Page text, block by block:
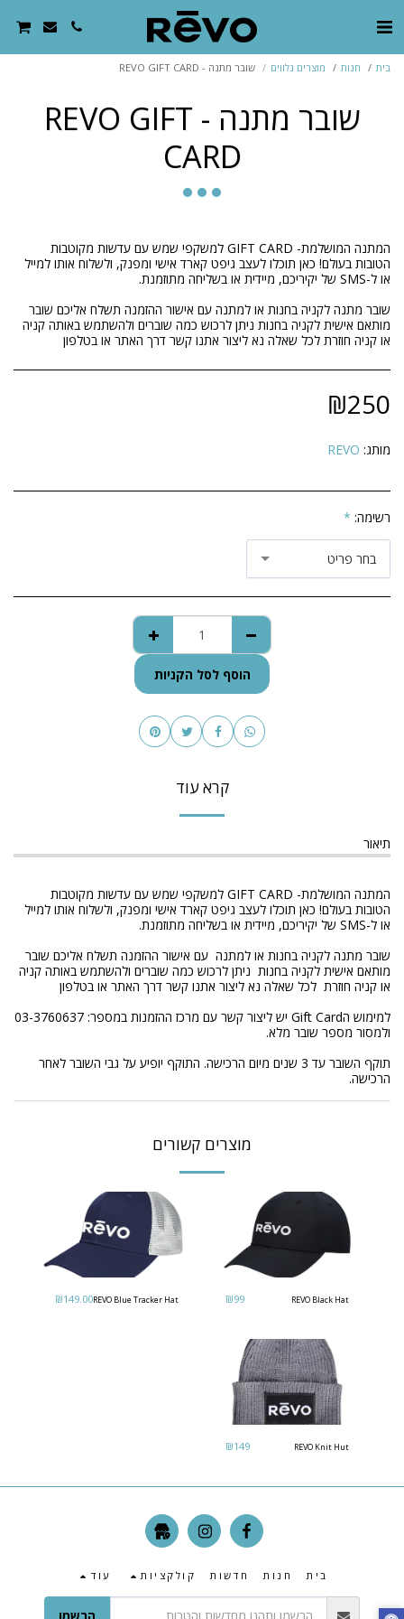
בית חנות מוצרים נלווים שובר מתנה - REVO GIFT CARD
שובר מתנה - REVO GIFT
CARD
המתנה המושלמת- GIFT CARD למשקפי שמש עם עדשות מקוטבות
הטובות בעולם! כאן תוכלו לעצב גיפט קארד אישי ומפנק, ולשלוח אותו למייל
שובר מתנה לקניה בחנות או למתנה עם אישור ההזמנה תשלח אליכם שובר
מותאם אישית לקניה בחנות ניתן לרכוש כמה שוברים ולהשתמש באותה קניה
או קניה חוזרת לכל שאלה נא ליצור אתנו קשר דרך האתר או בטלפון
₪250
מותג: REVO
רשימה: *
בחר פריט
הוסף לסל הקניות
קרא עוד
תיאור
המתנה המושלמת- GIFT CARD למשקפי שמש עם עדשות מקוטבות
הטובות בעולם! כאן תוכלו לעצב גיפט קארד אישי ומפנק, ולשלוח אותו למייל
או ל-SMS של יקיריכם, מיידית או בשליחה מתוזמנת.
שובר מתנה לקניה בחנות או למתנה עם אישור ההזמנה תשלח אליכם שובר
מותאם אישית לקניה בחנות ניתן לרכוש כמה שוברים ולהשתמש באותה קניה
או קניה חוזרת לכל שאלה נא ליצור אתנו קשר דרך האתר או בטלפון
למימוש הGift Card יש ליצור קשר עם מרכז ההזמנות במספר: 03-3760637
ולמסור מספר שובר מלא.
תוקף השובר עד 3 שנים מיום הרכישה. התוקף יופיע על גבי השובר לאחר
הרכישה.
מוצרים קשורים
REVO Black Hat
₪99
REVO Blue Tracker Hat
₪149.00
REVO Knit Hut
₪149
בית חנות חדשות קולקציות עוד